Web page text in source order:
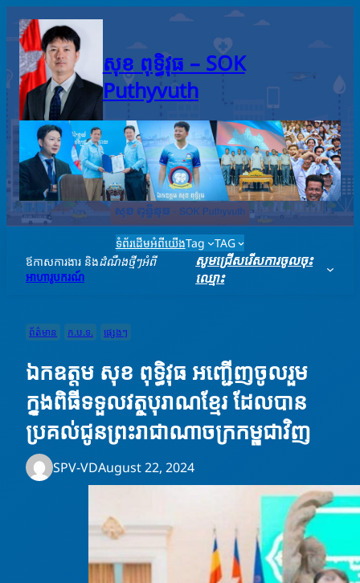
content
សុខ ពុទ្ធិវុធ – SO​K
Puthyvuth
ទំព័រដើមអំពីយើងTag
TAG
ឪកាសការងារ និងដំណឹងថ្មីៗអំពី
អាហារូបករណ៍
សូមជ្រើសរើសការចូលចុះ
ឈ្មោះ
ព័ត៌មាន ក.ប.ទ. ផ្សេងៗ
ឯកឧត្តម សុខ ពុទ្ធិវុធ អញ្ជើញចូលរួម
ក្នុងពិធីទទួលវត្ថុបុរាណខ្មែរ ដែលបាន
ប្រគល់ជូនព្រះរាជាណាចក្រកម្ពុជាវិញ
SPV-VDAugust 22, 2024